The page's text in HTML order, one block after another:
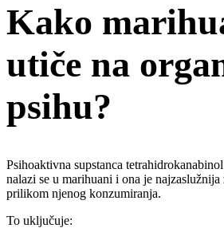
Kako
utiče na
psihu?
Psihoaktivna supstanca
nalazi se u marihuani i ona je
prilikom njenog konzumiranja.
To uključuje: